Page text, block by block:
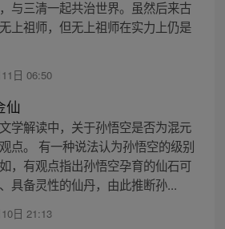
与三清一起共治世界。虽然后来古
上祖师，但无上祖师在实力上仍是
日 06:50
仙
学解读中，关于孙悟空是否为混元
点。 有一种说法认为孙悟空的级别
，有观点指出孙悟空孕育的仙石可
具备灵性的仙丹，由此推断孙...
日 21:13